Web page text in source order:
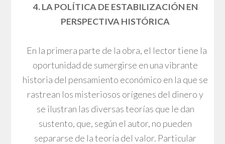
4. LA POLÍTICA DE ESTABILIZACIÓN EN
PERSPECTIVA HISTÓRICA
En la primera parte de la obra, el lector tiene la
oportunidad de sumergirse en una vibrante
historia del pensamiento económico en la que se
rastrean los misteriosos orígenes del dinero y
se ilustran las diversas teorías que le dan
sustento, que, según el autor, no pueden
separarse de la teoría del valor. Particular